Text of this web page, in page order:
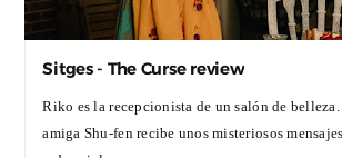
Sitges - The Curse review
Riko es la recepcionista de un salón de belleza.
amiga Shu-fen recibe unos misteriosos